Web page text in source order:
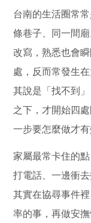
台南的生活圈常
條巷子、同一間
改寫，熟悉也會
處，反而常發生
其說是「找不到
之下，才開始四
一步要怎麼做才有
家屬最常卡住的
打電話、一邊衝
其實在協尋事件
率的事，再做安